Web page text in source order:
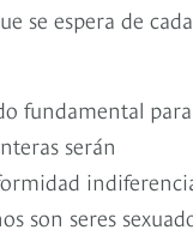
se espera de cada
fundamental
serán
son seres